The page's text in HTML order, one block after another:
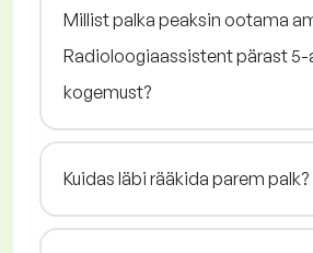
Millist palka peaksin ootama
Radioloogiaassistent pärast
kogemust?
Kuidas läbi rääkida parem palk?